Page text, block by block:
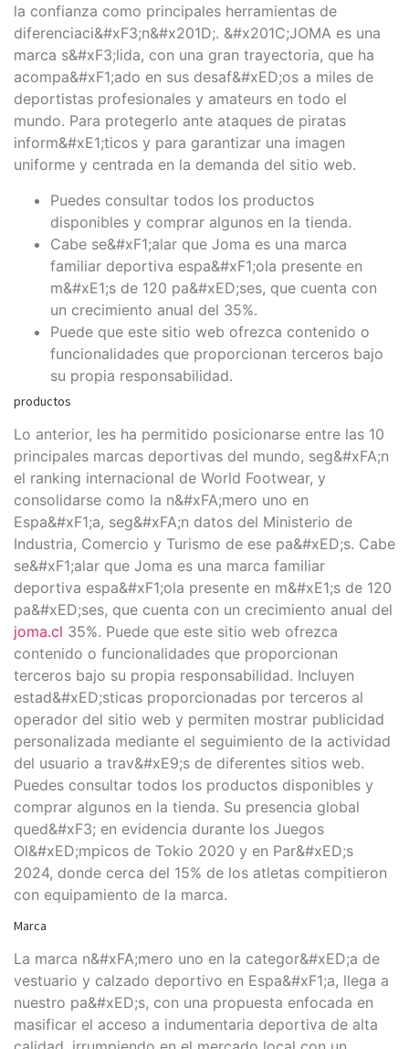
la confianza como principales herramientas de
diferenciaci&#xF3;n&#x201D;. &#x201C;JOMA es una
marca s&#xF3;lida, con una gran trayectoria, que ha
acompa&#xF1;ado en sus desaf&#xED;os a miles de
deportistas profesionales y amateurs en todo el
mundo. Para protegerlo ante ataques de piratas
inform&#xE1;ticos y para garantizar una imagen
uniforme y centrada en la demanda del sitio web.
Puedes consultar todos los productos
disponibles y comprar algunos en la tienda.
Cabe se&#xF1;alar que Joma es una marca
familiar deportiva espa&#xF1;ola presente en
m&#xE1;s de 120 pa&#xED;ses, que cuenta con
un crecimiento anual del 35%.
Puede que este sitio web ofrezca contenido o
funcionalidades que proporcionan terceros bajo
su propia responsabilidad.
productos
Lo anterior, les ha permitido posicionarse entre las 10
principales marcas deportivas del mundo, seg&#xFA;n
el ranking internacional de World Footwear, y
consolidarse como la n&#xFA;mero uno en
Espa&#xF1;a, seg&#xFA;n datos del Ministerio de
Industria, Comercio y Turismo de ese pa&#xED;s. Cabe
se&#xF1;alar que Joma es una marca familiar
deportiva espa&#xF1;ola presente en m&#xE1;s de 120
pa&#xED;ses, que cuenta con un crecimiento anual del
joma.cl 35%. Puede que este sitio web ofrezca
contenido o funcionalidades que proporcionan
terceros bajo su propia responsabilidad. Incluyen
estad&#xED;sticas proporcionadas por terceros al
operador del sitio web y permiten mostrar publicidad
personalizada mediante el seguimiento de la actividad
del usuario a trav&#xE9;s de diferentes sitios web.
Puedes consultar todos los productos disponibles y
comprar algunos en la tienda. Su presencia global
qued&#xF3; en evidencia durante los Juegos
Ol&#xED;mpicos de Tokio 2020 y en Par&#xED;s
2024, donde cerca del 15% de los atletas compitieron
con equipamiento de la marca.
Marca
La marca n&#xFA;mero uno en la categor&#xED;a de
vestuario y calzado deportivo en Espa&#xF1;a, llega a
nuestro pa&#xED;s, con una propuesta enfocada en
masificar el acceso a indumentaria deportiva de alta